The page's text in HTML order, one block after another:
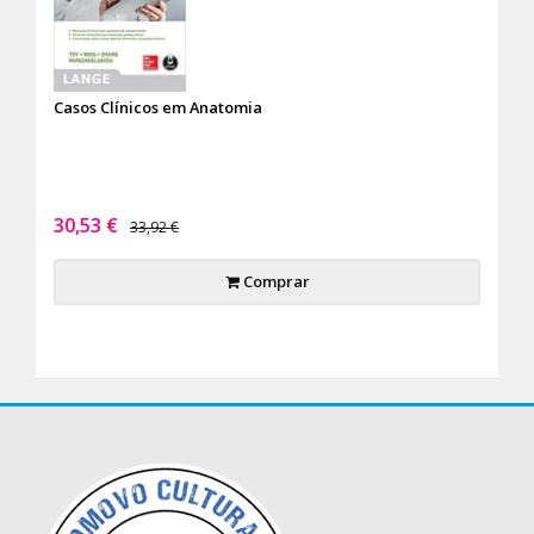
Casos Clínicos em Anatomia
30,53 € 33,92 €
Comprar